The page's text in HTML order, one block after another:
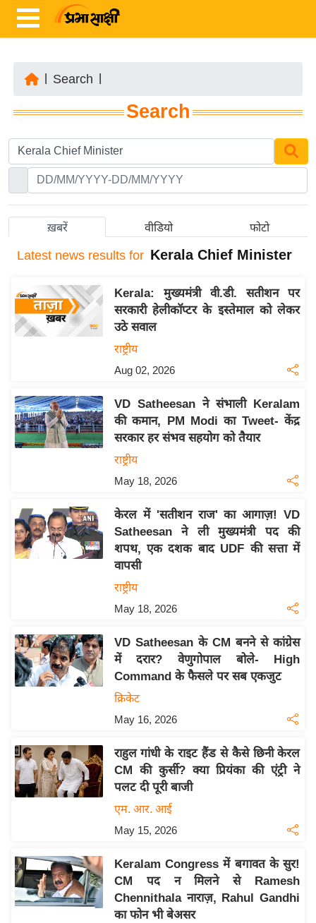
ज़ा
ख
र
ष्ट्री
अं
र्रा
ष्ट्री
य
स
उ
द्यो
ग
त
वि
शे
य
ब
ज
क्रि
के
ट
L
2
0
2
Search
Search
ख़बरें वीडियो फोटो
Latest news results for Kerala Chief Minister
Kerala: मुख्यमंत्री वी.डी. सतीशन पर
सरकारी हेलीकॉप्टर के इस्तेमाल को लेकर
उठे सवाल
राष्ट्रीय
Aug 02, 2026
VD Satheesan ने संभाली Keralam
की कमान, PM Modi का Tweet- केंद्र
सरकार हर संभव सहयोग को तैयार
राष्ट्रीय
May 18, 2026
केरल में 'सतीशन राज' का आगाज़! VD
Satheesan ने ली मुख्यमंत्री पद की
शपथ, एक दशक बाद UDF की सत्ता में
वापसी
राष्ट्रीय
May 18, 2026
VD Satheesan के CM बनने से कांग्रेस
में दरार? वेणुगोपाल बोले- High
Command के फैसले पर सब एकजुट
क्रिकेट
May 16, 2026
राहुल गांधी के राइट हैंड से कैसे छिनी केरल
CM की कुर्सी? क्या प्रियंका की एंट्री ने
पलट दी पूरी बाजी
एम. आर. आई
May 15, 2026
Keralam Congress में बगावत के सुर!
CM पद न मिलने से Ramesh
Chennithala नाराज़, Rahul Gandhi
का फोन भी बेअसर